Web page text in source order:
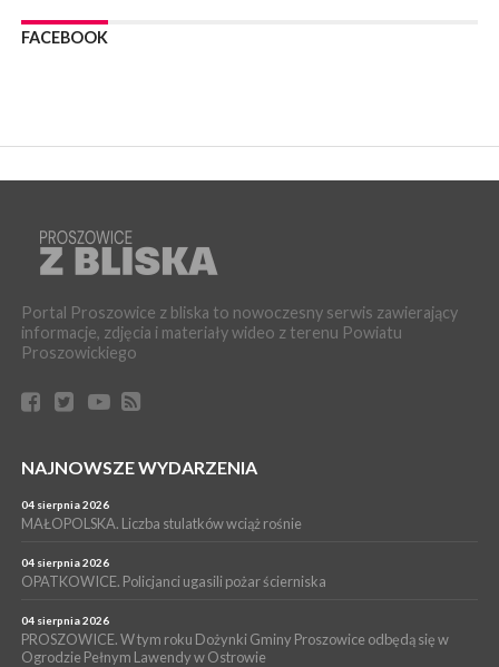
WYDARZENIA
GMINA PROSZOWICE. W Klimontowie trwają wyjątkowe,
WYDARZENIA
16 lipca 2026
Pałecznicy będą obsługiwani w Proszowicach
WYDARZENIA
PROSZOWICE. W parku Warsztaty Edukacyjno-Przyrodnicze
NOC CIEM
15 lipca 2026
Czwartki w Bibliotece”
14 lipca 2026
PROSZOWICE. 26 lipca odbędzie się XII Marsz Rzeczpospolitej
WYDARZENIA
13 lipca 2026
FACEBOOK
Portal Proszowice z bliska to nowoczesny serwis zawierający
informacje, zdjęcia i materiały wideo z terenu Powiatu
Proszowickiego
NAJNOWSZE WYDARZENIA
04 sierpnia 2026
MAŁOPOLSKA. Liczba stulatków wciąż rośnie
04 sierpnia 2026
OPATKOWICE. Policjanci ugasili pożar ścierniska
04 sierpnia 2026
PROSZOWICE. W tym roku Dożynki Gminy Proszowice odbędą się w
Ogrodzie Pełnym Lawendy w Ostrowie